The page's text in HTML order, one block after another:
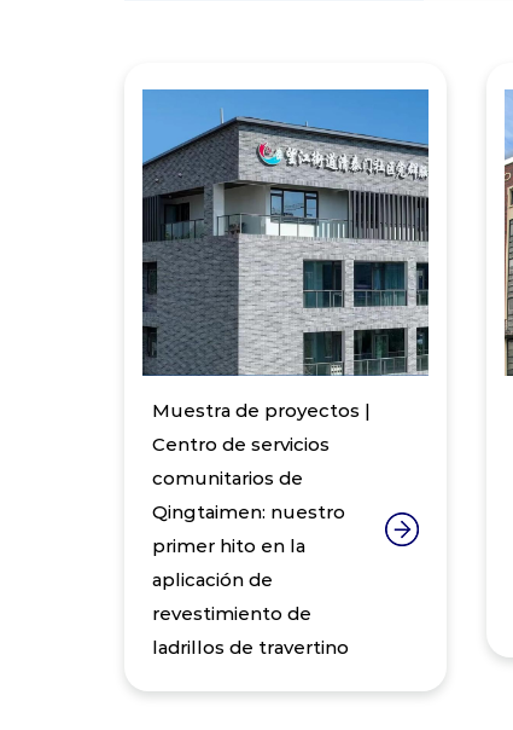
Muestra de proyectos |
Centro de servicios
comunitarios de
Qingtaimen: nuestro
primer hito en la
aplicación de
revestimiento de
ladrillos de travertino